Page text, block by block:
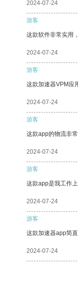
2024-07-24
游客
这款软件非常实用
2024-07-24
游客
这款加速器VPM应
2024-07-24
游客
这款app的物流非
2024-07-24
游客
这款app是我工作
2024-07-24
游客
这款加速器app简
2024-07-24